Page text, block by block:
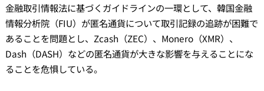
金融取引情報法に基づくガイドラインの一環として、韓国金融
情報分析院（FIU）が匿名通貨について取引記録の追跡が困難で
あることを問題とし、Zcash（ZEC）、Monero（XMR）、
Dash（DASH）などの匿名通貨が大きな影響を与えることにな
ることを危惧している。